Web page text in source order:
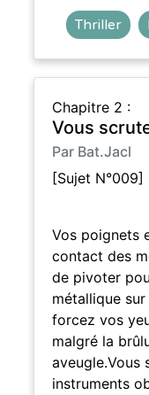
Thriller
Chapitre 2 :
Vous
Par Bat.Jacl
[Sujet N°009]
Vos poignets
contact des
de pivoter
métallique
forcez vos
malgré la
aveugle.Vous
instruments